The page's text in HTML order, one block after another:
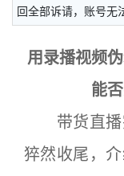
回全部诉请，账号无
用录播视频
能
带货直播
猝然收尾，